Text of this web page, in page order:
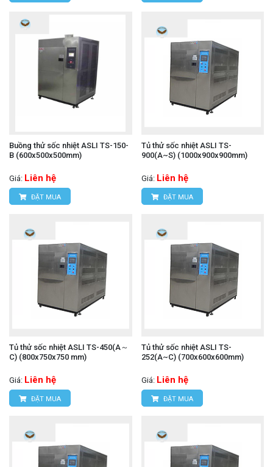
Buồng thử sốc nhiệt ASLI TS-150-
B (600x500x500mm)
Giá: Liên hệ
ĐẶT MUA
Tủ thử sốc nhiệt ASLI TS-
900(A~S) (1000x900x900mm)
Giá: Liên hệ
ĐẶT MUA
Tủ thử sốc nhiệt ASLI TS-450(A～
C) (800x750x750 mm)
Giá: Liên hệ
ĐẶT MUA
Tủ thử sốc nhiệt ASLI TS-
252(A~C) (700x600x600mm)
Giá: Liên hệ
ĐẶT MUA